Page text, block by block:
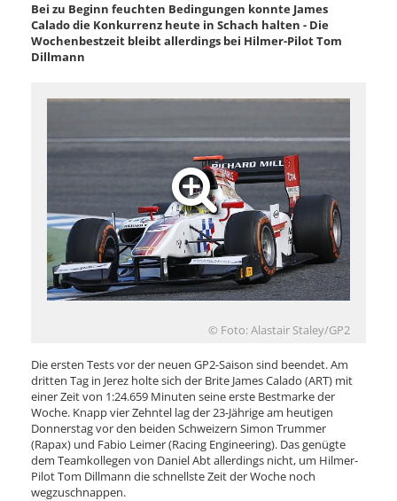
Bei zu Beginn feuchten Bedingungen konnte James
Calado die Konkurrenz heute in Schach halten - Die
Wochenbestzeit bleibt allerdings bei Hilmer-Pilot Tom
Dillmann
© Foto: Alastair Staley/GP2
Die ersten Tests vor der neuen GP2-Saison sind beendet. Am
dritten Tag in Jerez holte sich der Brite James Calado (ART) mit
einer Zeit von 1:24.659 Minuten seine erste Bestmarke der
Woche. Knapp vier Zehntel lag der 23-Jährige am heutigen
Donnerstag vor den beiden Schweizern Simon Trummer
(Rapax) und Fabio Leimer (Racing Engineering). Das genügte
dem Teamkollegen von Daniel Abt allerdings nicht, um Hilmer-
Pilot Tom Dillmann die schnellste Zeit der Woche noch
wegzuschnappen.